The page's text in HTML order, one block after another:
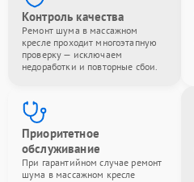
Контроль качества
Ремонт шума в массажном
кресле проходит многоэтапную
проверку — исключаем
недоработки и повторные сбои.
Приоритетное
обслуживание
При гарантийном случае ремонт
шума в массажном кресле